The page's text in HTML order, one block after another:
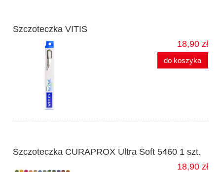
Szczoteczka VITIS
18,90 zł
do koszyka
Szczoteczka CURAPROX Ultra Soft 5460 1 szt.
18,90 zł